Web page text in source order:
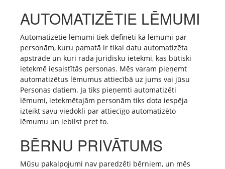
AUTOMATIZĒTIE LĒMUMI
Automatizētie lēmumi tiek definēti kā lēmumi par
personām, kuru pamatā ir tikai datu automatizēta
apstrāde un kuri rada juridisku ietekmi, kas būtiski
ietekmē iesaistītās personas. Mēs varam pieņemt
automatizētus lēmumus attiecībā uz jums vai jūsu
Personas datiem. Ja tiks pieņemti automatizēti
lēmumi, ietekmētajām personām tiks dota iespēja
izteikt savu viedokli par attiecīgo automatizēto
lēmumu un iebilst pret to.
BĒRNU PRIVĀTUMS
Mūsu pakalpojumi nav paredzēti bērniem, un mēs